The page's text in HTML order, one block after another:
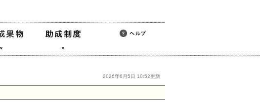
2026年6月5日 10:52更新